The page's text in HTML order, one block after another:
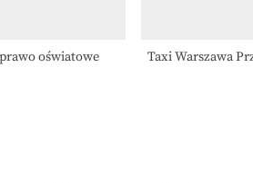
prawo oświatowe Taxi Warszawa